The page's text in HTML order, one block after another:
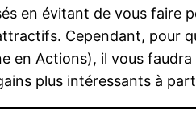
en évitant de vous faire
Cependant, pour
en Actions), il vous
plus intéressants à